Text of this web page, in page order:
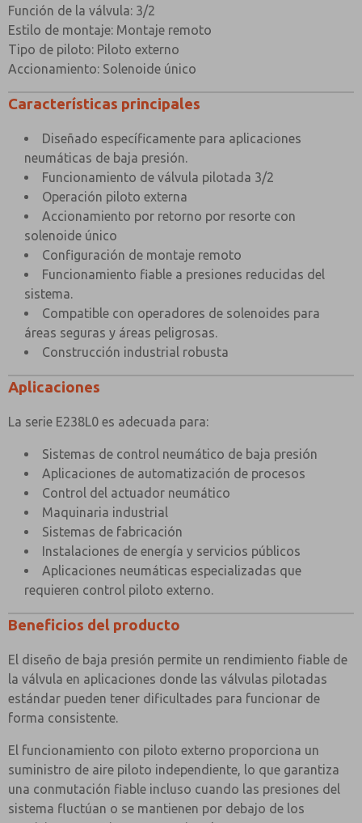
Presión de trabajo
Presión piloto externa mínima
Factor Cv
Caudal (a 6 bar con una caída de presión de 1
382 l/min
Temperatura ambiente máxima
Temperatura mínima de trabajo
Función de la válvula: 3/2
Estilo de montaje: Montaje remoto
Tipo de piloto: Piloto externo
Accionamiento: Solenoide único
Características principales
Diseñado específicamente para aplicaciones
neumáticas de baja presión.
Funcionamiento de válvula pilotada 3/2
Operación piloto externa
Accionamiento por retorno por resorte con
solenoide único
Configuración de montaje remoto
Funcionamiento fiable a presiones reducidas del
sistema.
Compatible con operadores de solenoides para
áreas seguras y áreas peligrosas.
Construcción industrial robusta
Aplicaciones
La serie E238L0 es adecuada para:
Sistemas de control neumático de baja presión
Aplicaciones de automatización de procesos
Control del actuador neumático
Maquinaria industrial
Sistemas de fabricación
Instalaciones de energía y servicios públicos
Aplicaciones neumáticas especializadas que
requieren control piloto externo.
Beneficios del producto
El diseño de baja presión permite un rendimiento fiable de
la válvula en aplicaciones donde las válvulas pilotadas
estándar pueden tener dificultades para funcionar de
forma consistente.
El funcionamiento con piloto externo proporciona un
suministro de aire piloto independiente, lo que garantiza
una conmutación fiable incluso cuando las presiones del
sistema fluctúan o se mantienen por debajo de los